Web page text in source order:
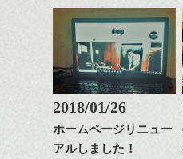
ナチュラルなトーンの色
で柔らかさをプラスする
のも良いですね。
またクセ毛の方は質感調
整のストレートパーマで
髪質改善すると
おすすめです。
いつものスタイリングが
ベージュ系等の肌を綺麗
2018/01/26
ホームページリニュー
アルしました！